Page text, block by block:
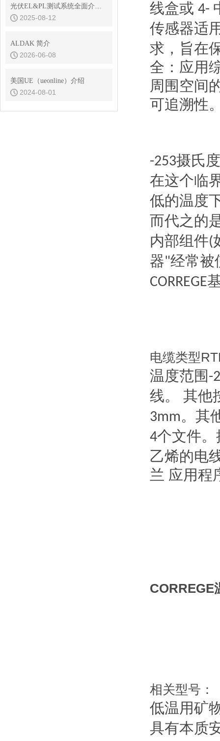
光伏EL&PL测试系统全面介绍——从主机到高效供电方案
2025-08-12
ALDAK 简介
2026-06-08
美国UE（ueonline）介绍
2024-08-01
线盒或 4-
传感器适
求，旨在
全：应用
周围空间
可追溯性
-253摄氏
在这个临
低的温度
而代之的
内部组件(
器"经常被
CORREGE
电缆类型
温度范围-
线。 其他
3mm。其
4个文件
乙烯的电
兰 应用程
CORREGE
相关型号：
低温用矿
具有本质